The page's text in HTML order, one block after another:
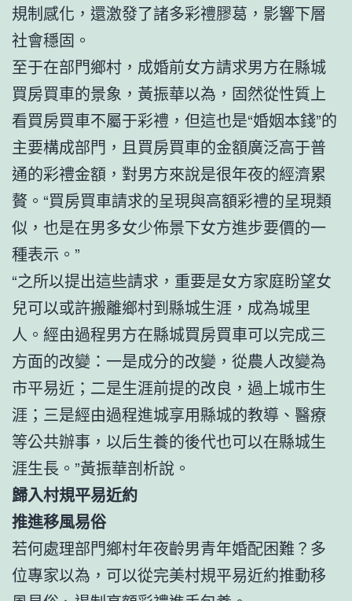
規制感化，還激發了諸多彩禮膠葛，影響下層
社會穩固。
至于在部門鄉村，成婚前女方請求男方在縣城
買房買車的景象，黃振華以為，固然從性質上
看買房買車不屬于彩禮，但這也是“婚姻本錢”的
主要構成部門，且買房買車的金額廣泛高于普
通的彩禮金額，對男方來說是很年夜的經濟累
贅。“買房買車請求的呈現與高額彩禮的呈現類
似，也是在男多女少佈景下女方進步要價的一
種表示。”
“之所以提出這些請求，重要是女方家庭盼望女
兒可以或許搬離鄉村到縣城生涯，成為城里
人。經由過程男方在縣城買房買車可以完成三
方面的改變：一是成分的改變，從農人改變為
市平易近；二是生涯前提的改良，過上城市生
涯；三是經由過程進城享用縣城的教導、醫療
等公共辦事，以后生養的後代也可以在縣城生
涯生長。”黃振華剖析說。
歸入村規平易近約
推進移風易俗
若何處理部門鄉村年夜齡男青年婚配困難？多
位專家以為，可以從完美村規平易近約推動移